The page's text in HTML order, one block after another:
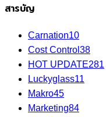
สารบัญ
Carnation10
Cost Control 38
HOT UPDATE281
Luckyglass11
Makro45
Marketing84